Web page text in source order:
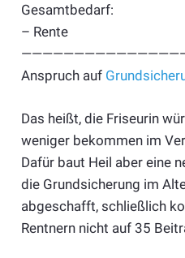
Gesamtbedarf:
– Rente
Anspruch auf
Das heißt, die Friseurin
weniger bekommen im
Dafür baut Heil aber eine
die Grundsicherung im
abgeschafft, schließlich
Rentnern nicht auf 35